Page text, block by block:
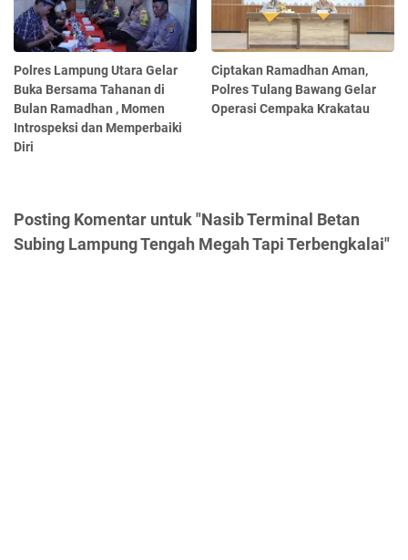
Polres Lampung Utara Gelar
Buka Bersama Tahanan di
Bulan Ramadhan , Momen
Introspeksi dan Memperbaiki
Diri
Ciptakan Ramadhan Aman,
Polres Tulang Bawang Gelar
Operasi Cempaka Krakatau
Posting Komentar untuk "Nasib Terminal Betan
Subing Lampung Tengah Megah Tapi Terbengkalai"